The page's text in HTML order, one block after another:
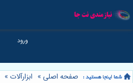
صفحه اصلی » ابزارآلات »